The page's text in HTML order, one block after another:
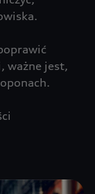
ważne jest,